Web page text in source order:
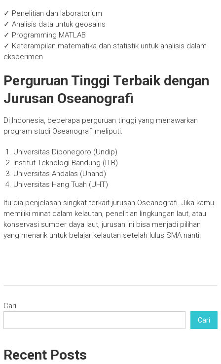
✓ Penelitian dan laboratorium
✓ Analisis data untuk geosains
✓ Programming MATLAB
✓ Keterampilan matematika dan statistik untuk analisis dalam
eksperimen
Perguruan Tinggi Terbaik dengan
Jurusan Oseanografi
Di Indonesia, beberapa perguruan tinggi yang menawarkan
program studi Oseanografi meliputi:
Universitas Diponegoro (Undip)
Institut Teknologi Bandung (ITB)
Universitas Andalas (Unand)
Universitas Hang Tuah (UHT)
Itu dia penjelasan singkat terkait jurusan Oseanografi. Jika kamu
memiliki minat dalam kelautan, penelitian lingkungan laut, atau
konservasi sumber daya laut, jurusan ini bisa menjadi pilihan
yang menarik untuk belajar kelautan setelah lulus SMA nanti.
Cari
Cari
Recent Posts